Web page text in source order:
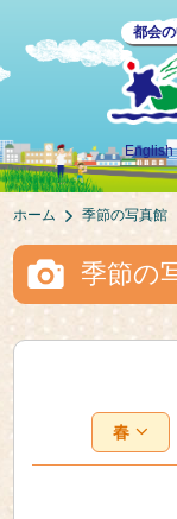
都会
English
ホーム 季節の写真館
季節の
春